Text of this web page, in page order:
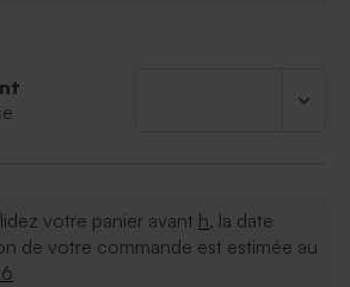
votre panier avant h, la date
de votre commande est estimée au